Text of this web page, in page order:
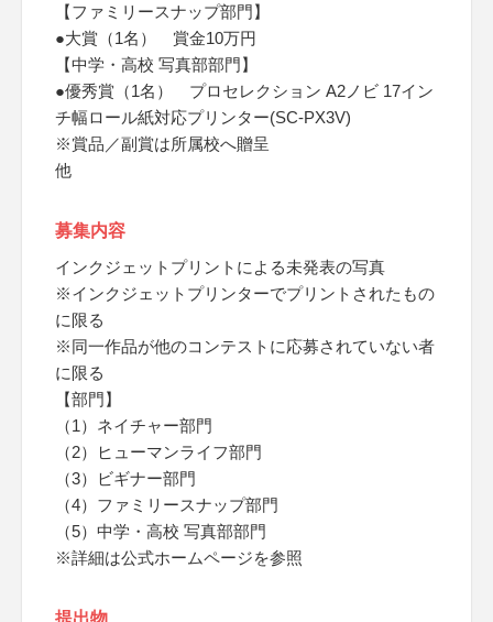
【ファミリースナップ部門】
●大賞（1名） 賞金10万円
【中学・高校 写真部部門】
●優秀賞（1名） プロセレクション A2ノビ 17イン
チ幅ロール紙対応プリンター(SC-PX3V)
※賞品／副賞は所属校へ贈呈
他
募集内容
インクジェットプリントによる未発表の写真
※インクジェットプリンターでプリントされたもの
に限る
※同一作品が他のコンテストに応募されていない者
に限る
【部門】
（1）ネイチャー部門
（2）ヒューマンライフ部門
（3）ビギナー部門
（4）ファミリースナップ部門
（5）中学・高校 写真部部門
※詳細は公式ホームページを参照
提出物